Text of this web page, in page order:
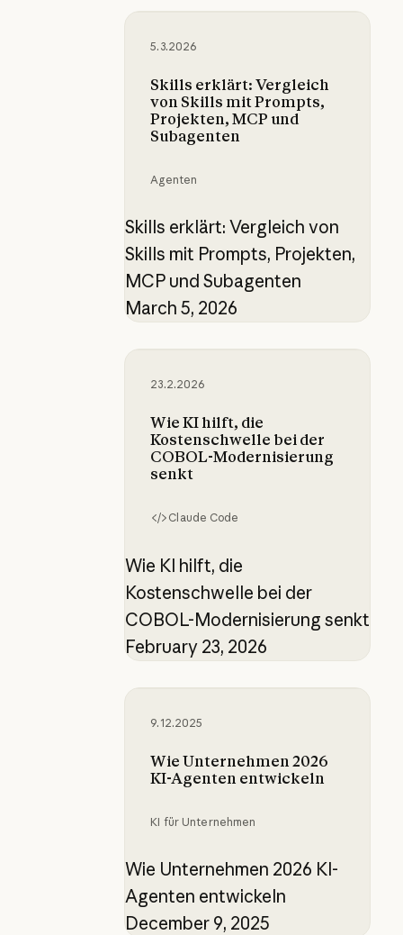
5.3.2026
Skills erklärt: Vergleich
von Skills mit Prompts,
Projekten, MCP und
Subagenten
Agenten
Skills erklärt: Vergleich von
Skills mit Prompts, Projekten,
MCP und Subagenten
March 5, 2026
Skills erklärt: Vergleich von Skills
23.2.2026
Wie KI hilft, die
Kostenschwelle bei der
COBOL-Modernisierung
senkt
Claude Code
Wie KI hilft, die
Kostenschwelle bei der
COBOL-Modernisierung senkt
February 23, 2026
Wie KI hilft, die Kostenschwelle
9.12.2025
Wie Unternehmen 2026
KI-Agenten entwickeln
KI für Unternehmen
Wie Unternehmen 2026 KI-
Agenten entwickeln
December 9, 2025
Wie Unternehmen 2026 KI-